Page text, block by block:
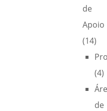
de
Apoio
(14)
(4)
de